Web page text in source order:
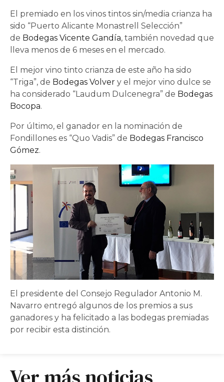
El premiado en los vinos tintos sin/media crianza ha
sido “Puerto Alicante Monastrell Selección”
de Bodegas Vicente Gandía, también novedad que
lleva menos de 6 meses en el mercado.
El mejor vino tinto crianza de este año ha sido
“Triga”, de Bodegas Volver y el mejor vino dulce se
ha considerado “Laudum Dulcenegra” de Bodegas
Bocopa.
Por último, el ganador en la nominación de
Fondillones es “Quo Vadis” de Bodegas Francisco
Gómez.
El presidente del Consejo Regulador Antonio M.
Navarro entregó algunos de los premios a sus
ganadores y ha felicitado a las bodegas premiadas
por recibir esta distinción.